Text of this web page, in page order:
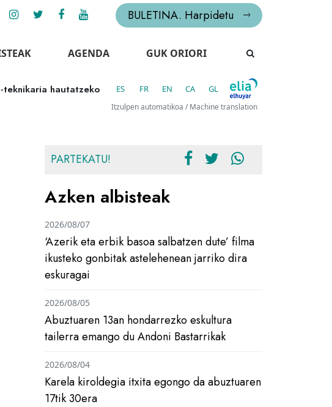
BULETINA. Harpidetu
AGENDA GUK ORIORI
hautatzeko
ES FR EN CA GL
Itzulpen automatikoa / Machine translation
PARTEKATU!
Azken albisteak
‘Azerik eta erbik basoa salbatzen dute’ filma
ikusteko gonbitak astelehenean jarriko dira
eskuragai
2026/08/07
Abuztuaren 13an hondarrezko eskultura
tailerra emango du Andoni Bastarrikak
2026/08/05
Karela kiroldegia itxita egongo da abuztuaren
17tik 30era
2026/08/04